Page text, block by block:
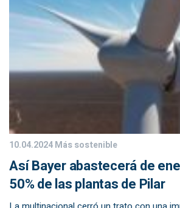
10.04.2024Más sostenible
Así Bayer abastecerá de
50% de las plantas de Pilar